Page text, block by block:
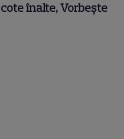
înalte, Vorbește